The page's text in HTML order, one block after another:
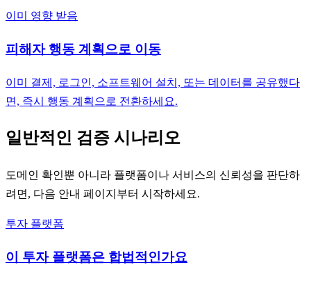
이미 영향 받음
피해자 행동 계획으로 이동
이미 결제, 로그인, 소프트웨어 설치, 또는 데이터를 공유했다
면, 즉시 행동 계획으로 전환하세요.
일반적인 검증 시나리오
도메인 확인뿐 아니라 플랫폼이나 서비스의 신뢰성을 판단하
려면, 다음 안내 페이지부터 시작하세요.
투자 플랫폼
이 투자 플랫폼은 합법적인가요